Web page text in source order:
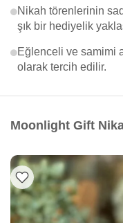
Nikah törenlerinin
şık bir hediyelik
Eğlenceli ve samimi
olarak tercih edilir.
Moonlight Gift